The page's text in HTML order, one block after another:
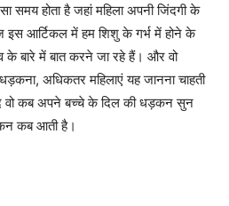
समय होता है जहां महिला अपनी जिंदगी के
आर्टिकल में हम शिशु के गर्भ में होने के
बारे में बात करने जा रहे हैं। और वो
अधिकतर महिलाएं यह जानना चाहती
वो कब अपने बच्चे के दिल की धड़कन सुन
कब आती है।